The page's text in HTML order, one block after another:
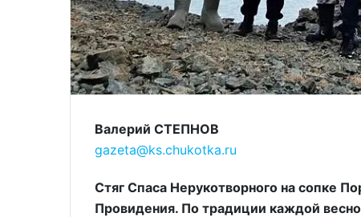
Валерий СТЕПНОВ
gazeta@ks.chukotka.ru
Стяг Спаса Нерукотворного на сопке
Провидения. По традиции каждой